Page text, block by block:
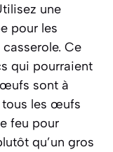
une
pour les
Ce
qui pourraient
sont à
tous les œufs
feu pour
qu’un gros